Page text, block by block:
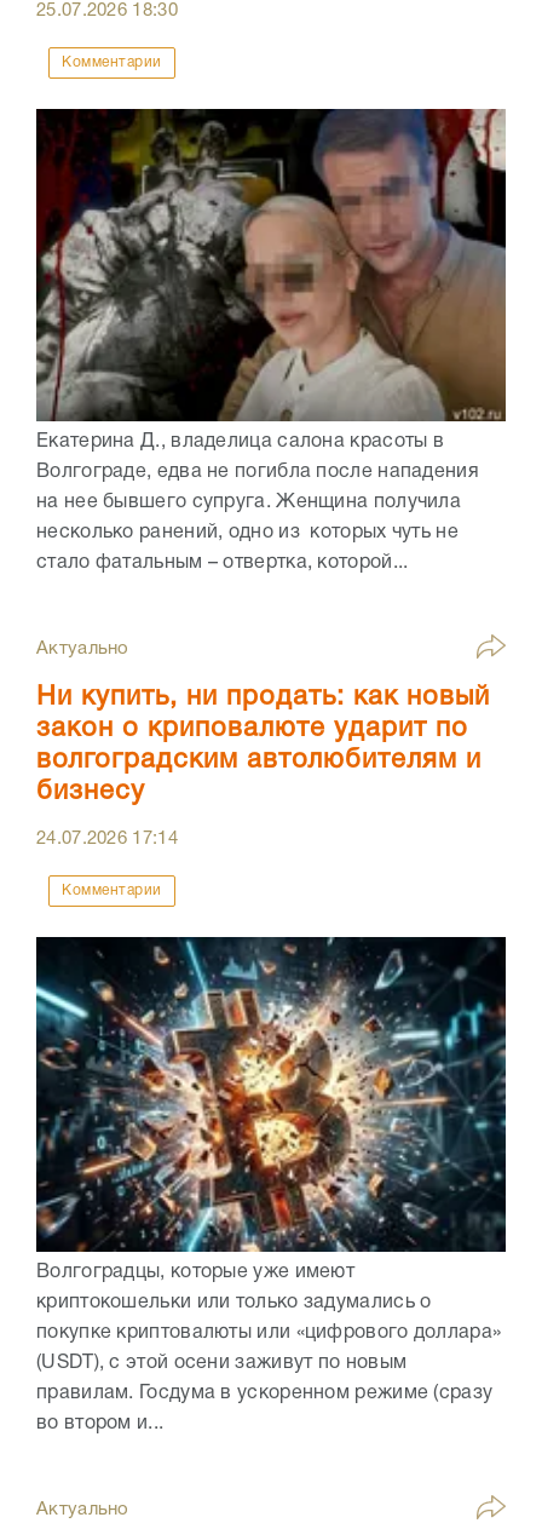
25.07.2026 18:30
Комментарии
Екатерина Д., владелица салона красоты в
Волгограде, едва не погибла после нападения
на нее бывшего супруга. Женщина получила
несколько ранений, одно из которых чуть не
стало фатальным – отвертка, которой...
Актуально
Ни купить, ни продать: как новый
закон о криповалюте ударит по
волгоградским автолюбителям и
бизнесу
24.07.2026 17:14
Комментарии
Волгоградцы, которые уже имеют
криптокошельки или только задумались о
покупке криптовалюты или «цифрового доллара»
(USDT), с этой осени заживут по новым
правилам. Госдума в ускоренном режиме (сразу
во втором и...
Актуально